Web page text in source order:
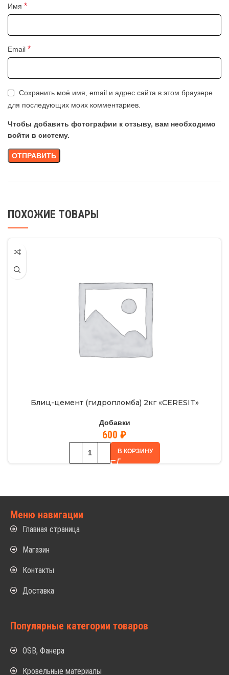
Имя *
Email *
Сохранить моё имя, email и адрес сайта в этом браузере
для последующих моих комментариев.
Чтобы добавить фотографии к отзыву, вам необходимо
войти в систему.
ПОХОЖИЕ ТОВАРЫ
Блиц-цемент (гидропломба) 2кг «CERESIT»
Добавки
600 ₽
В КОРЗИНУ
Меню навигации
Главная страница
Магазин
Контакты
Доставка
Популярные категории товаров
OSB, Фанера
Кровельные материалы